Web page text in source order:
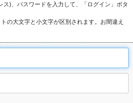
ス)、パスワードを入力して、「ログイン」ボタ
の大文字と小文字が区別されます。お間違え